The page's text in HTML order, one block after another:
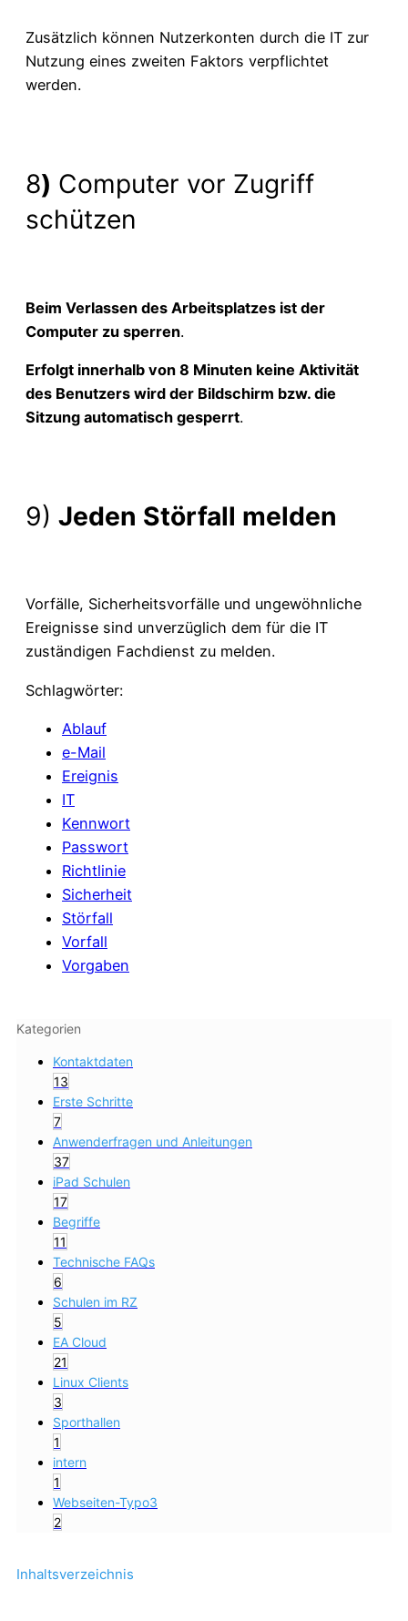
Inhaltsverzeichnis
Zusätzlich können Nutzerkonten durch die IT zur
Nutzung eines zweiten Faktors verpflichtet
werden.
8) Computer vor Zugriff
schützen
Beim Verlassen des Arbeitsplatzes ist der
Computer zu sperren.
Erfolgt innerhalb von 8 Minuten keine Aktivität
des Benutzers wird der Bildschirm bzw. die
Sitzung automatisch gesperrt.
9) Jeden Störfall melden
Vorfälle, Sicherheitsvorfälle und ungewöhnliche
Ereignisse sind unverzüglich dem für die IT
zuständigen Fachdienst zu melden.
Schlagwörter:
Ablauf
e-Mail
Ereignis
IT
Kennwort
Passwort
Richtlinie
Sicherheit
Störfall
Vorfall
Vorgaben
Kategorien
Kontaktdaten
13
Erste Schritte
7
Anwenderfragen und Anleitungen
37
iPad Schulen
17
Begriffe
11
Technische FAQs
6
Schulen im RZ
5
EA Cloud
21
Linux Clients
3
Sporthallen
1
intern
1
Webseiten-Typo3
2